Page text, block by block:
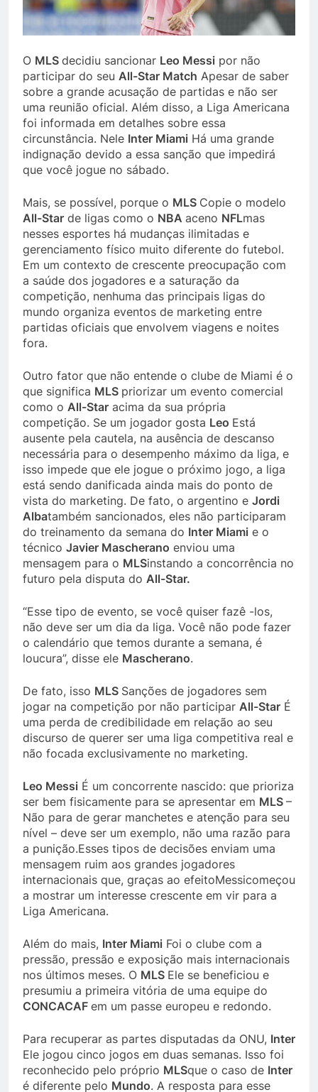
O MLS decidiu sancionar Leo Messi por não
participar do seu All-Star Match Apesar de saber
sobre a grande acusação de partidas e não ser
uma reunião oficial. Além disso, a Liga Americana
foi informada em detalhes sobre essa
circunstância. Nele Inter Miami Há uma grande
indignação devido a essa sanção que impedirá
que você jogue no sábado.
Mais, se possível, porque o MLS Copie o modelo
All-Star de ligas como o NBA aceno NFLmas
nesses esportes há mudanças ilimitadas e
gerenciamento físico muito diferente do futebol.
Em um contexto de crescente preocupação com
a saúde dos jogadores e a saturação da
competição, nenhuma das principais ligas do
mundo organiza eventos de marketing entre
partidas oficiais que envolvem viagens e noites
fora.
Outro fator que não entende o clube de Miami é o
que significa MLS priorizar um evento comercial
como o All-Star acima da sua própria
competição. Se um jogador gosta Leo Está
ausente pela cautela, na ausência de descanso
necessária para o desempenho máximo da liga, e
isso impede que ele jogue o próximo jogo, a liga
está sendo danificada ainda mais do ponto de
vista do marketing. De fato, o argentino e Jordi
Albatambém sancionados, eles não participaram
do treinamento da semana do Inter Miami e o
técnico Javier Mascherano enviou uma
mensagem para o MLSinstando a concorrência no
futuro pela disputa do All-Star.
“Esse tipo de evento, se você quiser fazê -los,
não deve ser um dia da liga. Você não pode fazer
o calendário que temos durante a semana, é
loucura”, disse ele Mascherano.
De fato, isso MLS Sanções de jogadores sem
jogar na competição por não participar All-Star É
uma perda de credibilidade em relação ao seu
discurso de querer ser uma liga competitiva real e
não focada exclusivamente no marketing.
Leo Messi É um concorrente nascido: que prioriza
ser bem fisicamente para se apresentar em MLS –
Não para de gerar manchetes e atenção para seu
nível – deve ser um exemplo, não uma razão para
a punição.Esses tipos de decisões enviam uma
mensagem ruim aos grandes jogadores
internacionais que, graças ao efeitoMessicomeçou
a mostrar um interesse crescente em vir para a
Liga Americana.
Além do mais, Inter Miami Foi o clube com a
pressão, pressão e exposição mais internacionais
nos últimos meses. O MLS Ele se beneficiou e
presumiu a primeira vitória de uma equipe do
CONCACAF em um passe europeu e redondo.
Para recuperar as partes disputadas da ONU, Inter
Ele jogou cinco jogos em duas semanas. Isso foi
reconhecido pelo próprio MLSque o caso de Inter
é diferente pelo Mundo. A resposta para esse